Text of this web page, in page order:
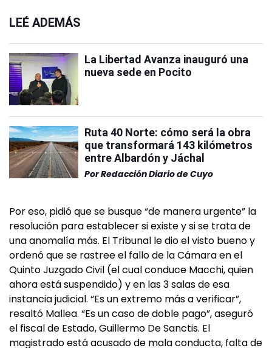
LEÉ ADEMÁS
La Libertad Avanza inauguró una
nueva sede en Pocito
Ruta 40 Norte: cómo será la obra
que transformará 143 kilómetros
entre Albardón y Jáchal
PorRedacción Diario de Cuyo
Por eso, pidió que se busque “de manera urgente” la
resolución para establecer si existe y si se trata de
una anomalía más. El Tribunal le dio el visto bueno y
ordenó que se rastree el fallo de la Cámara en el
Quinto Juzgado Civil (el cual conduce Macchi, quien
ahora está suspendido) y en las 3 salas de esa
instancia judicial. “Es un extremo más a verificar”,
resaltó Mallea. “Es un caso de doble pago”, aseguró
el fiscal de Estado, Guillermo De Sanctis. El
magistrado está acusado de mala conducta, falta de